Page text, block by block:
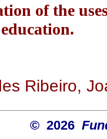
of the
Ribeiro,
© 2026